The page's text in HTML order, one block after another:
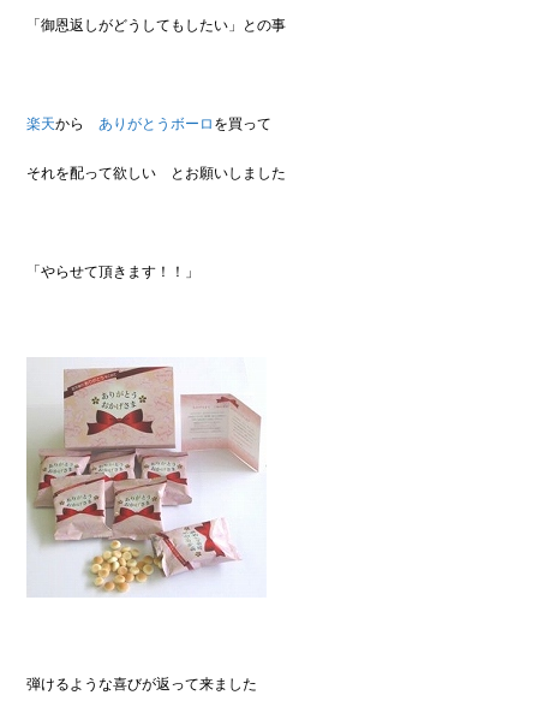
「御恩返しがどうしてもしたい」との事
楽天からありがとうボーロを買って
それを配って欲しい とお願いしました
「やらせて頂きます！！」
弾けるような喜びが返って来ました